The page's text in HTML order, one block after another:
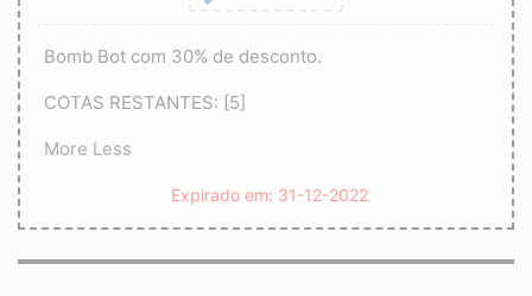
Bomb Bot com 30% de desconto.
COTAS RESTANTES: [5]
More Less
Expirado em: 31-12-2022